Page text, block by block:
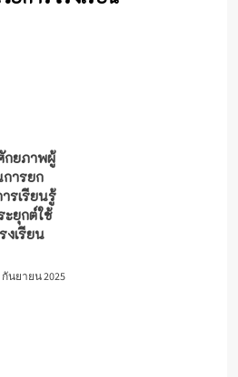
กยภาพผู้
ารยก
รเรียนรู้
ะยุกต์ใช้
งเรียน
กันยายน 2025